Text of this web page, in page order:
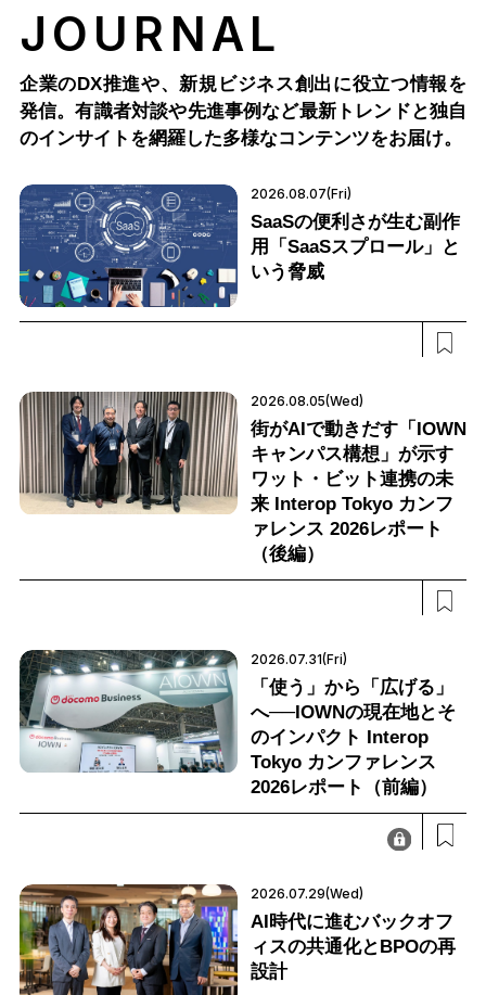
JOURNAL
企業のDX推進や、新規ビジネス創出に役立つ情報を
発信。有識者対談や先進事例など最新トレンドと独自
のインサイトを網羅した多様なコンテンツをお届け。
2026.08.07(Fri)
SaaSの便利さが生む副作
用「SaaSスプロール」と
いう脅威
2026.08.05(Wed)
街がAIで動きだす「IOWN
キャンパス構想」が示す
ワット・ビット連携の未
来 Interop Tokyo カンフ
ァレンス 2026レポート
（後編）
2026.07.31(Fri)
「使う」から「広げる」
へ──IOWNの現在地とそ
のインパクト Interop
Tokyo カンファレンス
2026レポート（前編）
2026.07.29(Wed)
AI時代に進むバックオフ
ィスの共通化とBPOの再
設計